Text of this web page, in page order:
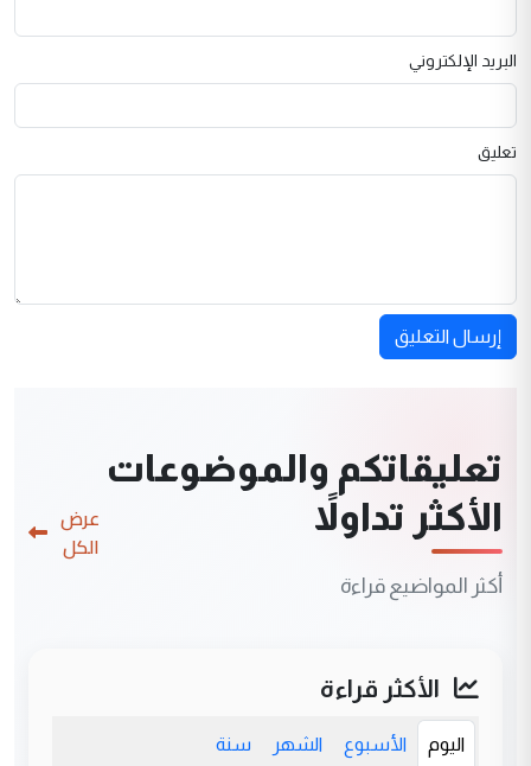
البريد الإلكتروني
تعليق
إرسال التعليق
تعليقاتكم والموضوعات
الأكثر تداولاً
أكثر المواضيع قراءة
عرض
الكل
الأكثر قراءة
اليوم الأسبوع الشهر سنة